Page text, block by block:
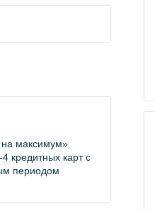
максимум»
кредитных карт с
периодом